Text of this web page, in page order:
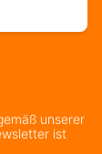
den
unserer
ist